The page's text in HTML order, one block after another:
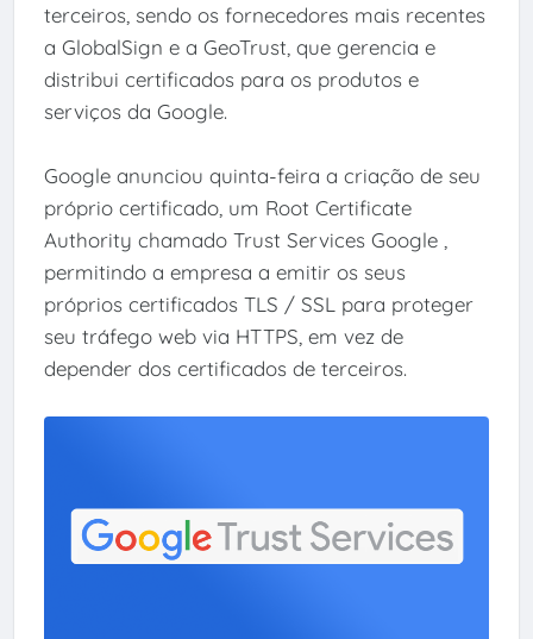
terceiros, sendo os fornecedores mais recentes
a GlobalSign e a GeoTrust, que gerencia e
distribui certificados para os produtos e
serviços da Google.
Google anunciou quinta-feira a criação de seu
próprio certificado, um Root Certificate
Authority chamado Trust Services Google ,
permitindo a empresa a emitir os seus
próprios certificados TLS / SSL para proteger
seu tráfego web via HTTPS, em vez de
depender dos certificados de terceiros.